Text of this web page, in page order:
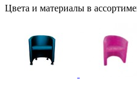
Цвета и материалы в